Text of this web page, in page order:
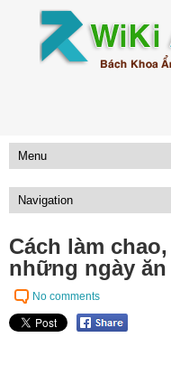
Cách làm
những ngày ăn
No comments